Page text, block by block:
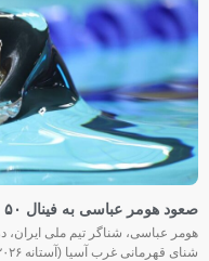
صعود هومر عباسی به فینال ۵۰ متر کرال پشت مسابقات غرب آسیا
شنای قهرمانی غرب آسیا (آستانه ۲۰۲۶) با ثبت زمان ۲۵.۶۷ ثانیه در جایگاه نخست قرار